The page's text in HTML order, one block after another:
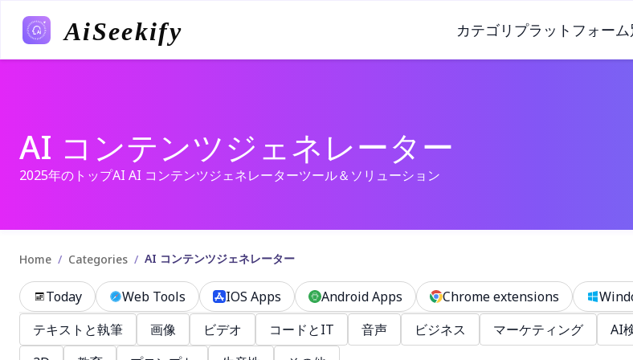
AiSeekify カテゴリ プラットフォーム
AI コンテンツジェネレーター
2025年のトップAI AI コンテンツジェネレーターツール＆ソリューション
Home / Categories / AI コンテンツジェネレーター
Today Web Tools IOS Apps Android Apps Chrome extensions
テキストと執筆
画像 ビデオ コードとIT 音声 ビジネス マーケティング AI